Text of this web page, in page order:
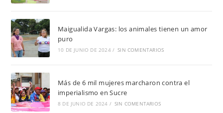
Maigualida Vargas: los animales tienen un amor
puro
10 DE JUNIO DE 2024 / SIN COMENTARIOS
Más de 6 mil mujeres marcharon contra el
imperialismo en Sucre
8 DE JUNIO DE 2024 / SIN COMENTARIOS